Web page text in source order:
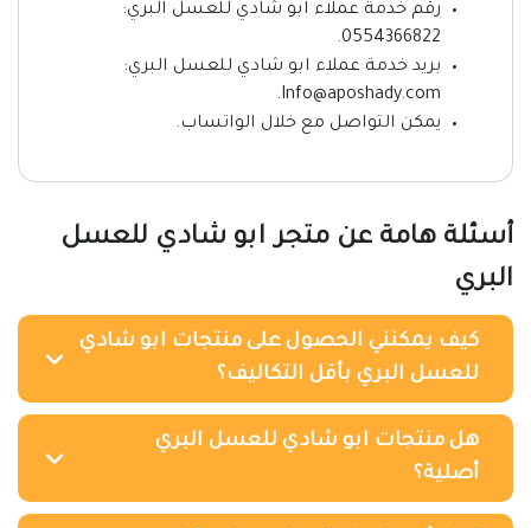
رقم خدمة عملاء ابو شادي للعسل البري:
0554366822.
بريد خدمة عملاء ابو شادي للعسل البري:
Info@aposhady.com.
يمكن التواصل مع خلال الواتساب.
أسئلة هامة عن متجر ابو شادي للعسل
البري
كيف يمكنني الحصول على منتجات ابو شادي
للعسل البري بأقل التكاليف؟
هل منتجات ابو شادي للعسل البري
أصلية؟